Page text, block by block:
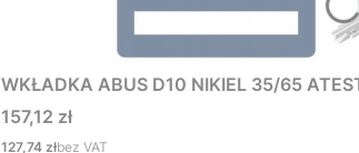
WKŁADKA ABUS D10 NIKIEL 35/65
Cena
157,12 zł
Cena
127,74 złbez VAT